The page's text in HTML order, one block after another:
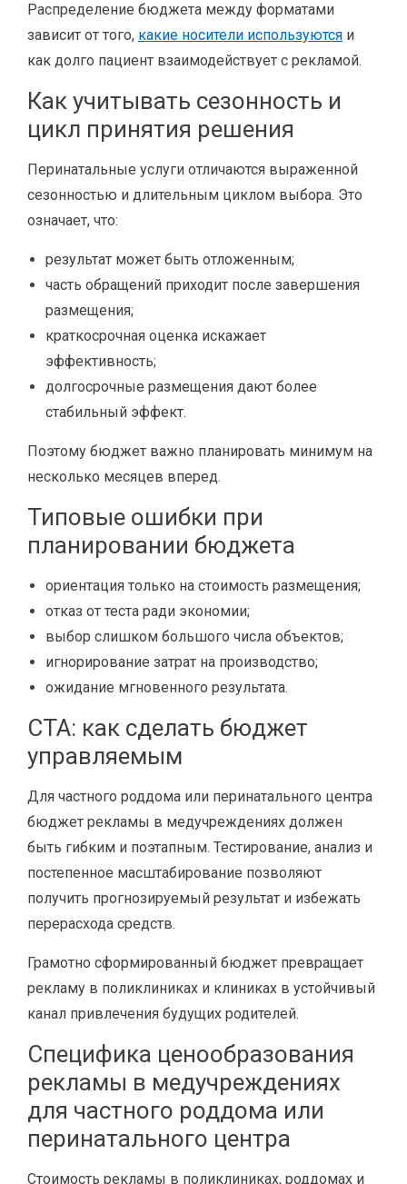
Распределение бюджета между форматами
зависит от того, какие носители используются и
как долго пациент взаимодействует с рекламой.
Как учитывать сезонность и
цикл принятия решения
Перинатальные услуги отличаются выраженной
сезонностью и длительным циклом выбора. Это
означает, что:
результат может быть отложенным;
часть обращений приходит после завершения
размещения;
краткосрочная оценка искажает
эффективность;
долгосрочные размещения дают более
стабильный эффект.
Поэтому бюджет важно планировать минимум на
несколько месяцев вперед.
Типовые ошибки при
планировании бюджета
ориентация только на стоимость размещения;
отказ от теста ради экономии;
выбор слишком большого числа объектов;
игнорирование затрат на производство;
ожидание мгновенного результата.
CTA: как сделать бюджет
управляемым
Для частного роддома или перинатального центра
бюджет рекламы в медучреждениях должен
быть гибким и поэтапным. Тестирование, анализ и
постепенное масштабирование позволяют
получить прогнозируемый результат и избежать
перерасхода средств.
Грамотно сформированный бюджет превращает
рекламу в поликлиниках и клиниках в устойчивый
канал привлечения будущих родителей.
Специфика ценообразования
рекламы в медучреждениях
для частного роддома или
перинатального центра
Стоимость рекламы в поликлиниках, роддомах и